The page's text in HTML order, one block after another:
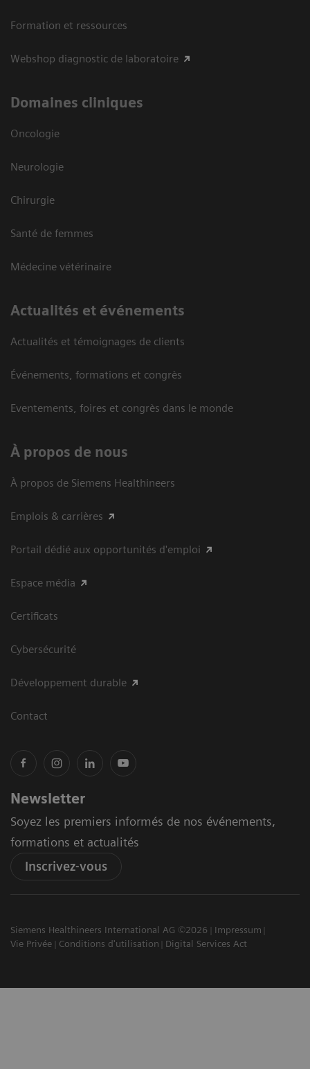
Formation et ressources
Webshop diagnostic de laboratoire
Domaines cliniques
Oncologie
Neurologie
Chirurgie
Santé de femmes
Médecine vétérinaire
Actualités et événements
Actualités et témoignages de clients
Événements, formations et congrès
Eventements, foires et congrès dans le monde
À propos de nous
À propos de Siemens Healthineers
Emplois & carrières
Portail dédié aux opportunités d'emploi
Espace média
Certificats
Cybersécurité
Développement durable
Contact
Newsletter
Soyez les premiers informés de nos événements,
formations et actualités
Inscrivez-vous
Siemens Healthineers International AG ©2026
Impressum
Vie Privée
Conditions d'utilisation Digital Services Act